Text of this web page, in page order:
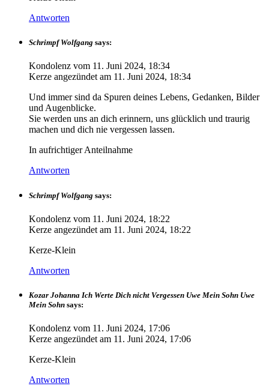
Antworten
Schrimpf Wolfgang says:
Kondolenz vom 11. Juni 2024, 18:34
Kerze angezündet am 11. Juni 2024, 18:34
Und immer sind da Spuren deines Lebens, Gedanken, Bilder
und Augenblicke.
Sie werden uns an dich erinnern, uns glücklich und traurig
machen und dich nie vergessen lassen.
In aufrichtiger Anteilnahme
Antworten
Schrimpf Wolfgang says:
Kondolenz vom 11. Juni 2024, 18:22
Kerze angezündet am 11. Juni 2024, 18:22
Kerze-Klein
Antworten
Kozar Johanna Ich Werte Dich nicht Vergessen Uwe Mein Sohn Uwe
Mein Sohn says:
Kondolenz vom 11. Juni 2024, 17:06
Kerze angezündet am 11. Juni 2024, 17:06
Kerze-Klein
Antworten